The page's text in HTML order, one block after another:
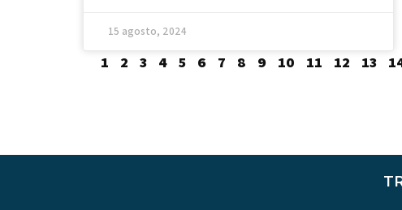
15 agosto, 2024
1 2 3 4 5 6 7 8 9 10 11 12 13